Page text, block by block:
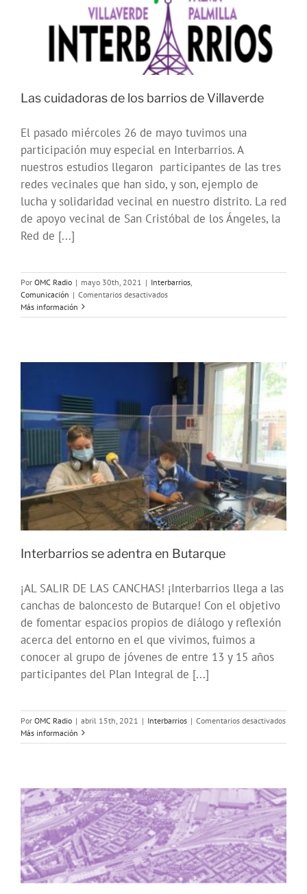
Las cuidadoras de los barrios de Villaverde
El pasado miércoles 26 de mayo tuvimos una
participación muy especial en Interbarrios. A
nuestros estudios llegaron participantes de las tres
redes vecinales que han sido, y son, ejemplo de
lucha y solidaridad vecinal en nuestro distrito. La red
de apoyo vecinal de San Cristóbal de los Ángeles, la
Red de [...]
Por OMC Radio | mayo 30th, 2021 | Interbarrios
Comunicación | Comentarios desactivadosen
cuidadoras
Villaverde
Más información
Interbarrios se adentra en Butarque
¡AL SALIR DE LAS CANCHAS! ¡Interbarrios llega a las
canchas de baloncesto de Butarque! Con el objetivo
de fomentar espacios propios de diálogo y reflexión
acerca del entorno en el que vivimos, fuimos a
conocer al grupo de jóvenes de entre 13 y 15 años
participantes del Plan Integral de [...]
Por OMC Radio | abril 15th, 2021 | Interbarrios | Comentarios desactivadosen
se
Más información